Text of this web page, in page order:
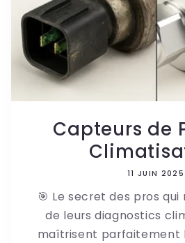
Capteurs de
11 JUIN 2025
🎯 Le secret des pros qui
de leurs diagnostics
maîtrisent parfaitement